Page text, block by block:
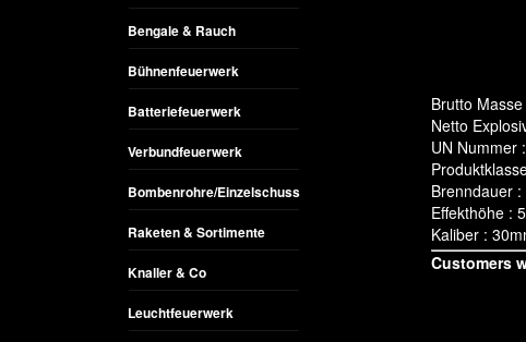
Bengale & Rauch
Bühnenfeuerwerk
Batteriefeuerwerk
Verbundfeuerwerk
Bombenrohre/Einzelschuss
Raketen & Sortimente
Knaller & Co
Leuchtfeuerwerk
Brutto
Netto
UN Nummer
Brenndauer :
Effekthöhe :
Kaliber :
Customers